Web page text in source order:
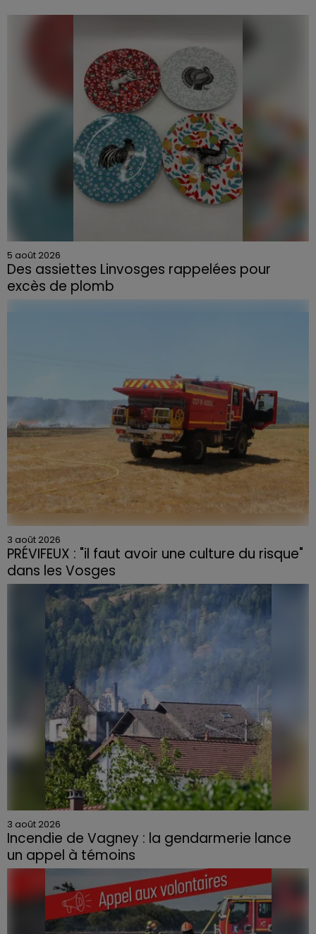
5 août 2026
Des assiettes Linvosges rappelées pour
excès de plomb
3 août 2026
PRÉVIFEUX : "il faut avoir une culture du risque"
dans les Vosges
3 août 2026
Incendie de Vagney : la gendarmerie lance
un appel à témoins